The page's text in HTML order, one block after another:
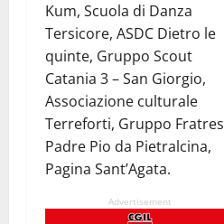
Kum, Scuola di Danza
Tersicore, ASDC Dietro le
quinte, Gruppo Scout
Catania 3 – San Giorgio,
Associazione culturale
Terreforti, Gruppo Fratres
Padre Pio da Pietralcina,
Pagina Sant’Agata.
Advertisement